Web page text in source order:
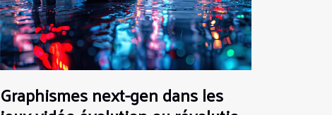
Graphismes next-gen dans les